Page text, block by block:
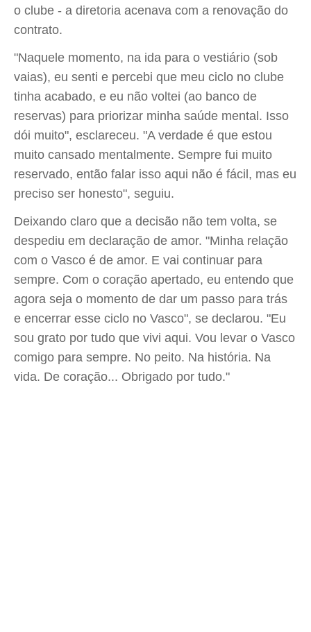
o clube - a diretoria acenava com a renovação do
contrato.
"Naquele momento, na ida para o vestiário (sob
vaias), eu senti e percebi que meu ciclo no clube
tinha acabado, e eu não voltei (ao banco de
reservas) para priorizar minha saúde mental. Isso
dói muito", esclareceu. "A verdade é que estou
muito cansado mentalmente. Sempre fui muito
reservado, então falar isso aqui não é fácil, mas eu
preciso ser honesto", seguiu.
Deixando claro que a decisão não tem volta, se
despediu em declaração de amor. "Minha relação
com o Vasco é de amor. E vai continuar para
sempre. Com o coração apertado, eu entendo que
agora seja o momento de dar um passo para trás
e encerrar esse ciclo no Vasco", se declarou. "Eu
sou grato por tudo que vivi aqui. Vou levar o Vasco
comigo para sempre. No peito. Na história. Na
vida. De coração... Obrigado por tudo."